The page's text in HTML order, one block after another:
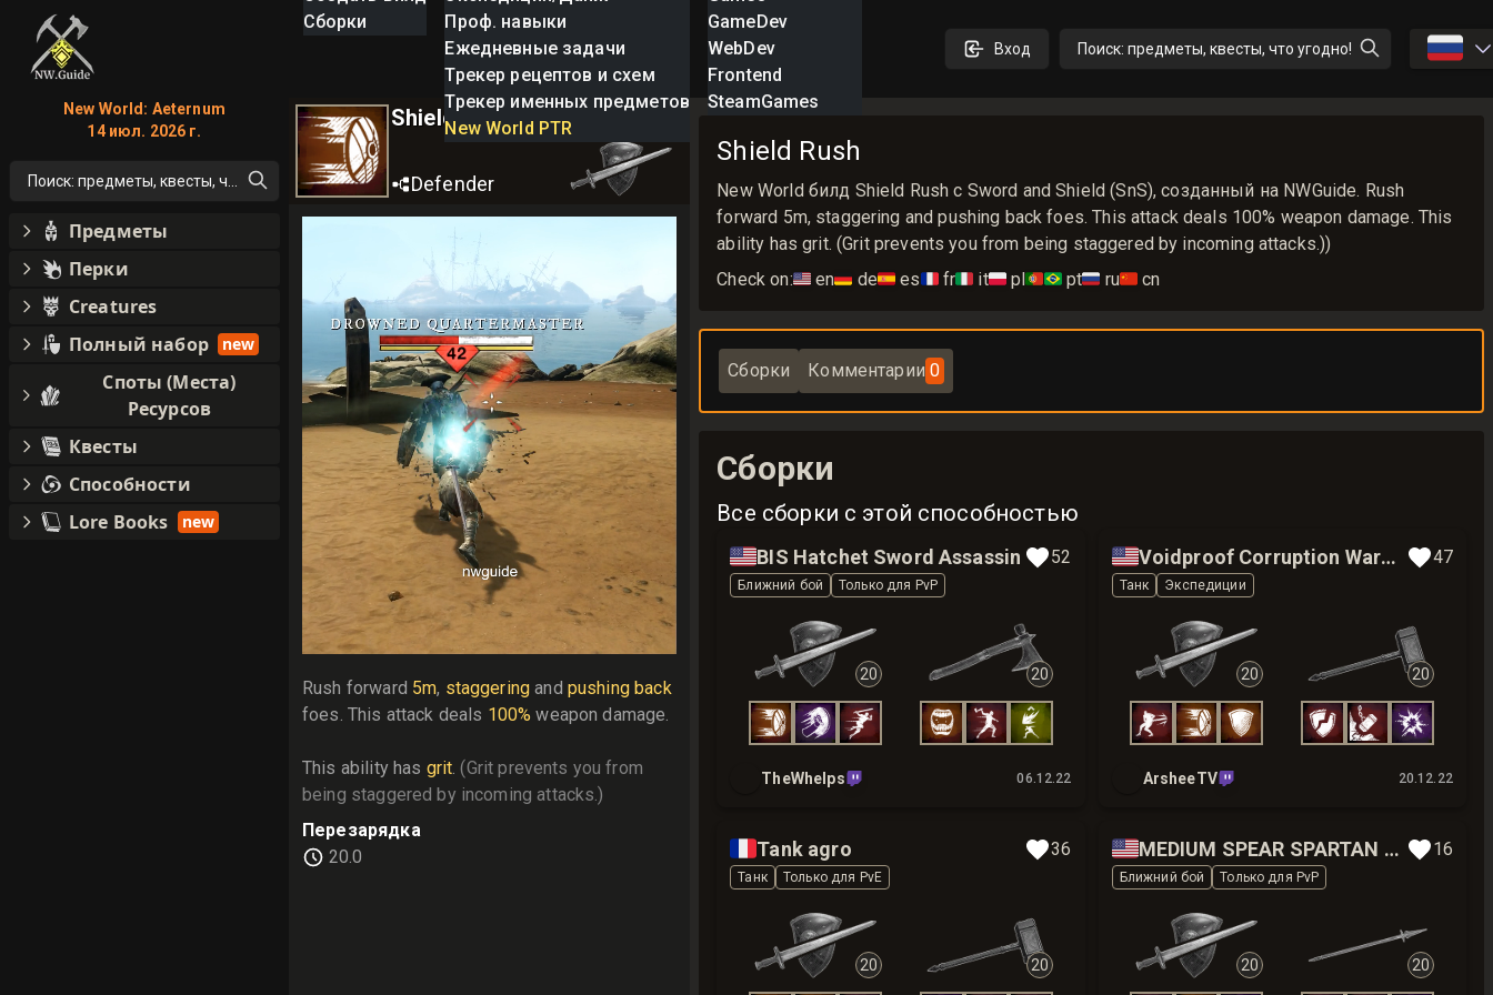
Сборки
Проф. навыки
Ежедневные задачи
Трекер рецептов и схем
Трекер именных предметов
New World PTR
GameDev
WebDev
Frontend
SteamGames
Вход Поиск: предметы, квесты, что угодно! 🇷🇺
Shield Rush
Defender
Rush forward 5m, staggering and pushing back
foes. This attack deals 100% weapon damage.
This ability has grit. (Grit prevents you from
being staggered by incoming attacks.)
Перезарядка
20.0
Shield Rush
New World билд Shield Rush с Sword and Shield (SnS), созданный на NWGuide. Rush
forward 5m, staggering and pushing back foes. This attack deals 100% weapon damage. This
ability has grit. (Grit prevents you from being staggered by incoming attacks.))
Check on:🇺🇸 en🇩🇪 de🇪🇸 es🇫🇷 fr🇮🇹 it🇵🇱 pl🇵🇹🇧🇷 pt🇷🇺 ru🇨🇳 cn
Сборки Комментарии 0
Сборки
Все сборки с этой способностью
🇺🇸BIS Hatchet Sword Assassin 52
Ближний бой Только для PvP
20 20
TheWhelps 06.12.22
🇺🇸 Voidproof Corruption Ward Set for Eternal Mutation LvL 10 47
Танк Экспедиции
20 20
ArsheeTV 20.12.22
🇫🇷Tank agro 36
Танк Только для PvE
20 20
🇺🇸 MEDIUM SPEAR SPARTAN BUILD 16
Ближний бой Только для PvP
20 20
New World: Aeternum
14 июл. 2026 г.
Поиск: предметы, квесты, что угодно!
Предметы
Перки
Creatures
Полный набор
new
Споты (Места)
Ресурсов
Квесты
Способности
Lore Books
new